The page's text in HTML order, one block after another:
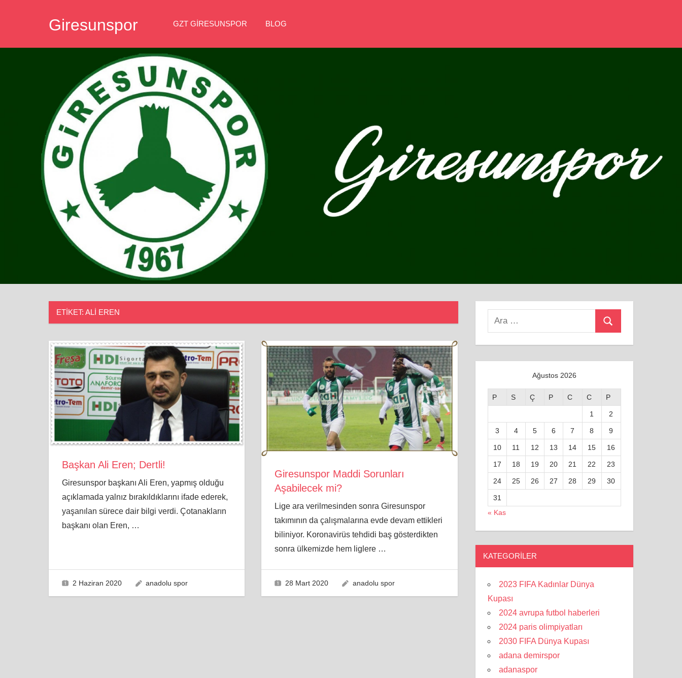
Giresunspor GZT GIRESUNSPOR BLOG
ETIKET: ALI EREN
Başkan Ali Eren; Dertli!
Giresunspor başkanı Ali Eren, yapmış olduğu
açıklamada yalnız bırakıldıklarını ifade ederek,
yaşanılan sürece dair bilgi verdi. Çotanakların
başkanı olan Eren, …
2 Haziran 2020 anadolu spor
Giresunspor Maddi Sorunları
Aşabilecek mi?
Lige ara verilmesinden sonra Giresunspor
takımının da çalışmalarına evde devam ettikleri
biliniyor. Koronavirüs tehdidi baş gösterdikten
sonra ülkemizde hem liglere …
28 Mart 2020 anadolu spor
Search
Ara
Ağustos 2026
P S Ç P C C P
1 2
3 4 5 6 7 8 9
10 11 12 13 14 15 16
17 18 19 20 21 22 23
24 25 26 27 28 29 30
31
« Kas
KATEGORILER
2023 FIFA Kadınlar Dünya
Kupası
2024 avrupa futbol haberleri
2024 paris olimpiyatları
2030 FIFA Dünya Kupası
adana demirspor
adanaspor